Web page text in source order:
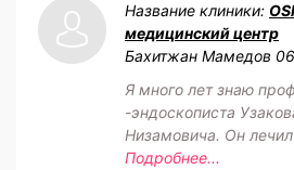
Название клиники:
медицинский центр
Бахитжан Мамедов
Я много лет знаю
-эндоскописта
Низамовича. Он
Подробнее...